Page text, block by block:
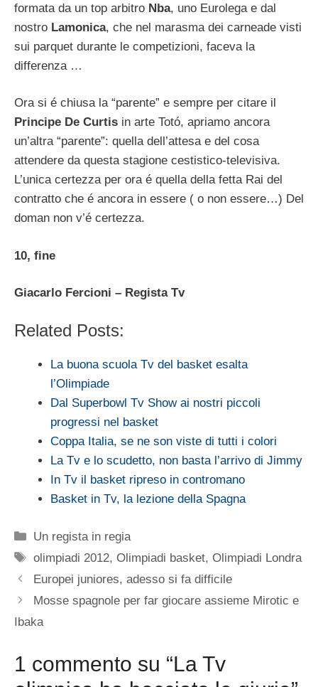
formata da un top arbitro Nba, uno Eurolega e dal
nostro Lamonica, che nel marasma dei carneade visti
sui parquet durante le competizioni, faceva la
differenza …
Ora si é chiusa la “parente” e sempre per citare il
Principe De Curtis in arte Totó, apriamo ancora
un’altra “parente”: quella dell’attesa e del cosa
attendere da questa stagione cestistico-televisiva.
L’unica certezza per ora é quella della fetta Rai del
contratto che é ancora in essere ( o non essere…) Del
doman non v’é certezza.
10, fine
Giacarlo Fercioni – Regista Tv
Related Posts:
La buona scuola Tv del basket esalta
l’Olimpiade
Dal Superbowl Tv Show ai nostri piccoli
progressi nel basket
Coppa Italia, se ne son viste di tutti i colori
La Tv e lo scudetto, non basta l’arrivo di Jimmy
In Tv il basket ripreso in contromano
Basket in Tv, la lezione della Spagna
Categorie
Un regista in regia
Tag
olimpiadi 2012,Olimpiadi basket,Olimpiadi Londra
Europei juniores, adesso si fa difficile
Mosse spagnole per far giocare assieme Mirotic e
Ibaka
1 commento su “La Tv